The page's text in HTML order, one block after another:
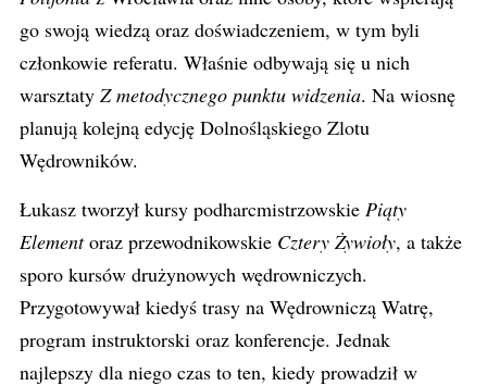
go swoją wiedzą oraz doświadczeniem, w tym byli
członkowie referatu. Właśnie odbywają się u nich
warsztaty Z metodycznego punktu widzenia. Na wiosnę
planują kolejną edycję Dolnośląskiego Zlotu
Wędrowników.
Łukasz tworzył kursy podharcmistrzowskie Piąty
Elementoraz przewodnikowskie Cztery Żywioły, a także
sporo kursów drużynowych wędrowniczych.
Przygotowywał kiedyś trasy na Wędrowniczą Watrę,
program instruktorski oraz konferencje. Jednak
najlepszy dla niego czas to ten, kiedy prowadził w